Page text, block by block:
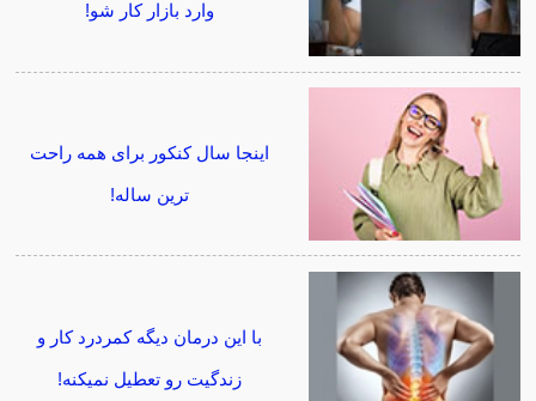
وارد بازار کار شو!
اینجا سال کنکور برای همه راحت
ترین ساله!
با این درمان دیگه کمردرد کار و
زندگیت رو تعطیل نمیکنه!